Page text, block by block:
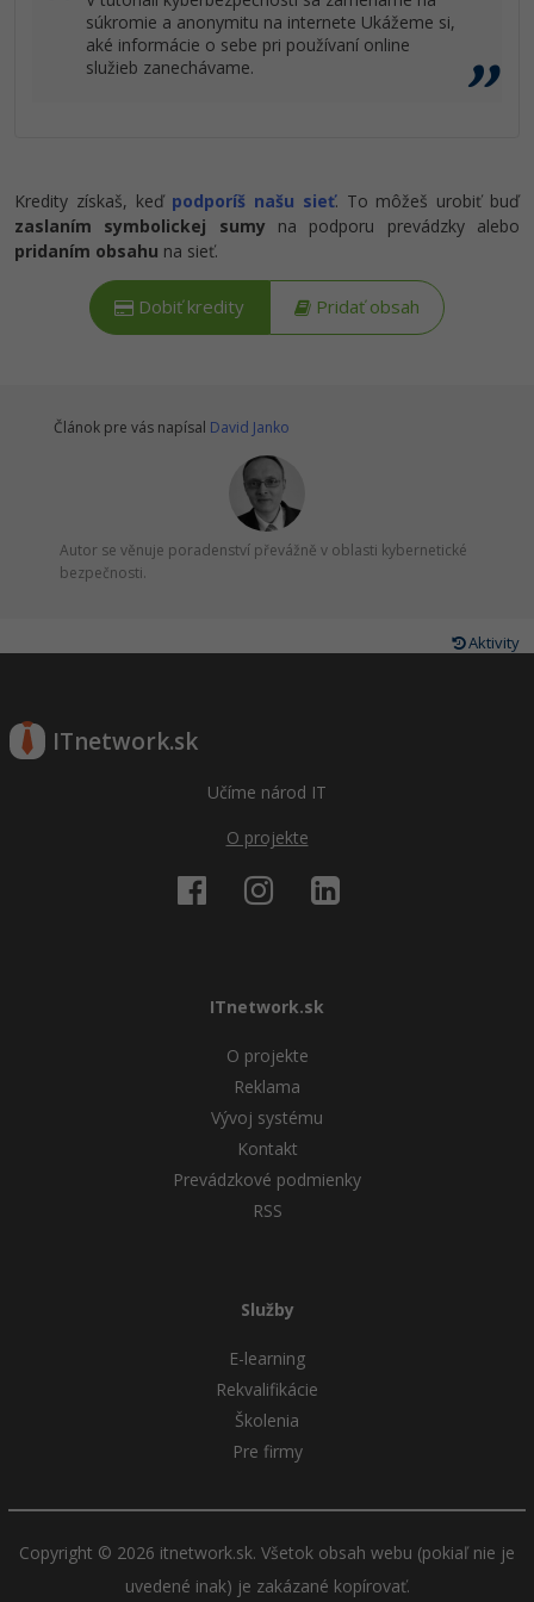
súkromie a anonymitu na internete Ukážeme si,
aké informácie o sebe pri používaní online
služieb zanechávame.
Kredity získaš, keď podporíš našu sieť. To môžeš urobiť buď
zaslaním symbolickej sumy na podporu prevádzky alebo
pridaním obsahu na sieť.
Dobiť kredity Pridať obsah
Článok pre vás napísal David Janko
Autor se věnuje poradenství převážně v oblasti kybernetické
bezpečnosti.
Aktivity
ITnetwork.sk
Učíme národ IT
O projekte
ITnetwork.sk
O projekte
Reklama
Vývoj systému
Kontakt
Prevádzkové podmienky
RSS
Služby
E-learning
Rekvalifikácie
Školenia
Pre firmy
Copyright © 2026 itnetwork.sk. Všetok obsah webu (pokiaľ nie je
uvedené inak) je zakázané kopírovať.